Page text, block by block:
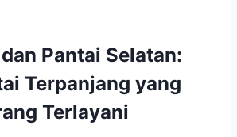
Pantai Selatan:
Terpanjang yang
Terlayani